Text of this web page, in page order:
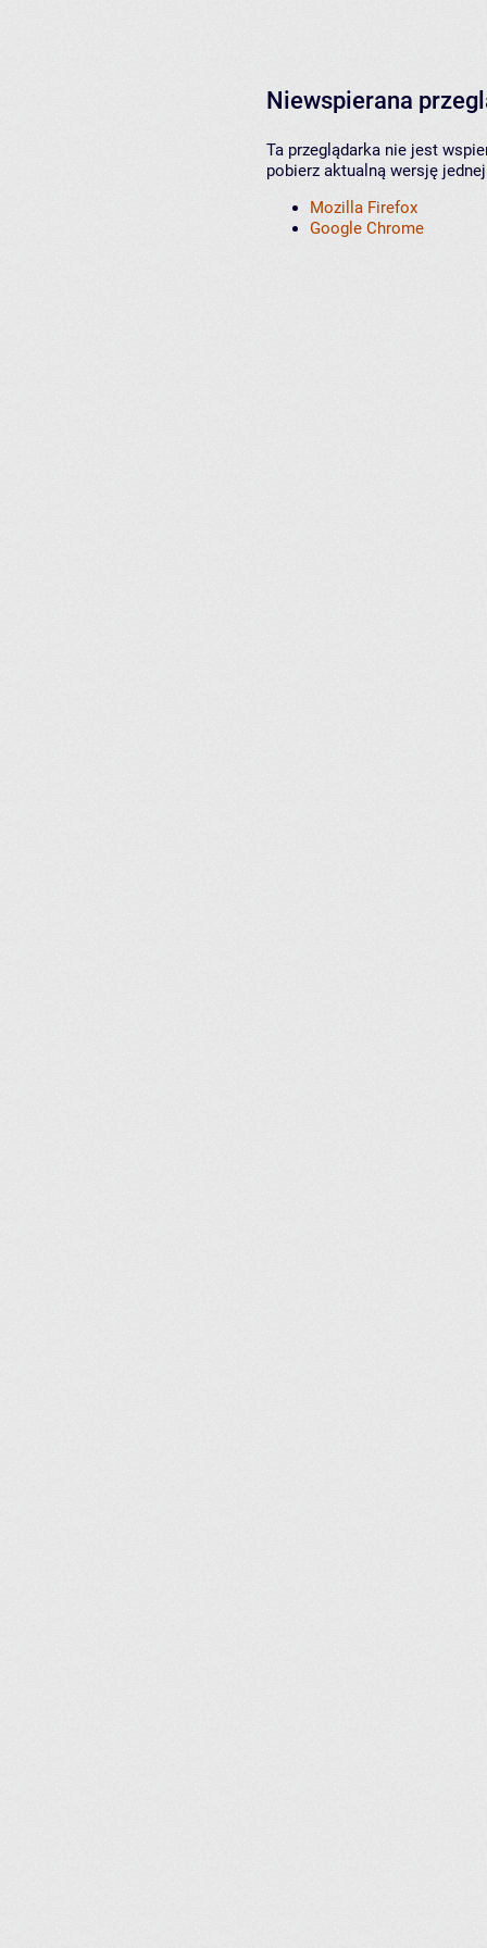
Niewspierana
Ta przeglądarka nie jest
pobierz aktualną wersję
Mozilla Firefox
Google Chrome